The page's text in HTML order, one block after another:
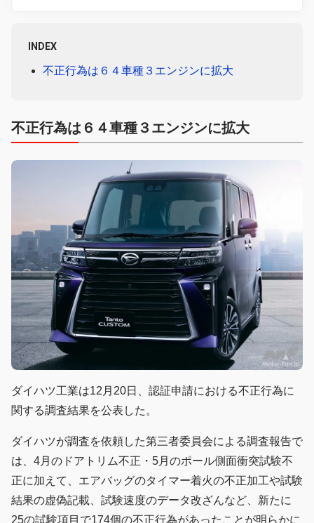
INDEX
不正行為は６４車種３エンジンに拡大
不正行為は６４車種３エンジンに拡大
ダイハツ工業は12月20日、認証申請における不正行為に
関する調査結果を公表した。
ダイハツが調査を依頼した第三者委員会による調査報告で
は、4月のドアトリム不正・5月のポール側面衝突試験不
正に加えて、エアバッグのタイマー着火の不正加工や試験
結果の虚偽記載、試験速度のデータ改ざんなど、新たに
25の試験項目で174個の不正行為があったことが明らかに